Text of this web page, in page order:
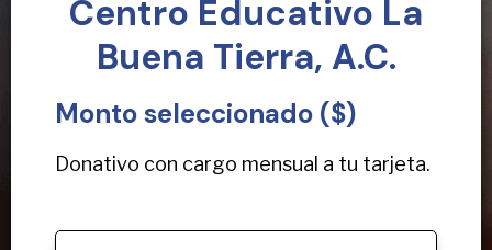
Centro Educativo La
Buena Tierra, A.C.
Monto seleccionado ($)
Donativo con cargo mensual a tu tarjeta.